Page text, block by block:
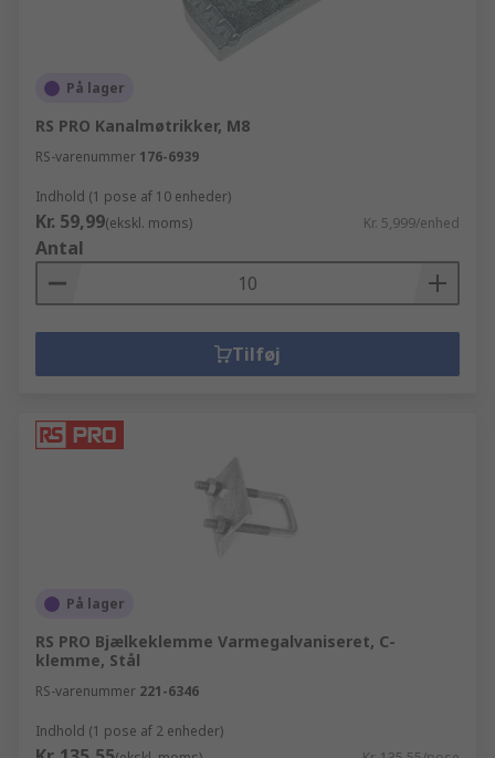
På lager
RS PRO Kanalmøtrikker, M8
RS-varenummer 176-6939
Indhold (1 pose af 10 enheder)
Kr. 59,99(ekskl. moms) Kr. 5,999/enhed
Antal
Tilføj
På lager
RS PRO Bjælkeklemme Varmegalvaniseret, C-
klemme, Stål
RS-varenummer 221-6346
Indhold (1 pose af 2 enheder)